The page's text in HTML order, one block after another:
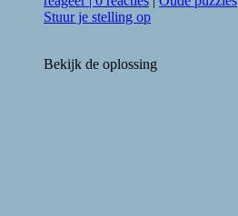
Stuur je stelling op
Bekijk de oplossing